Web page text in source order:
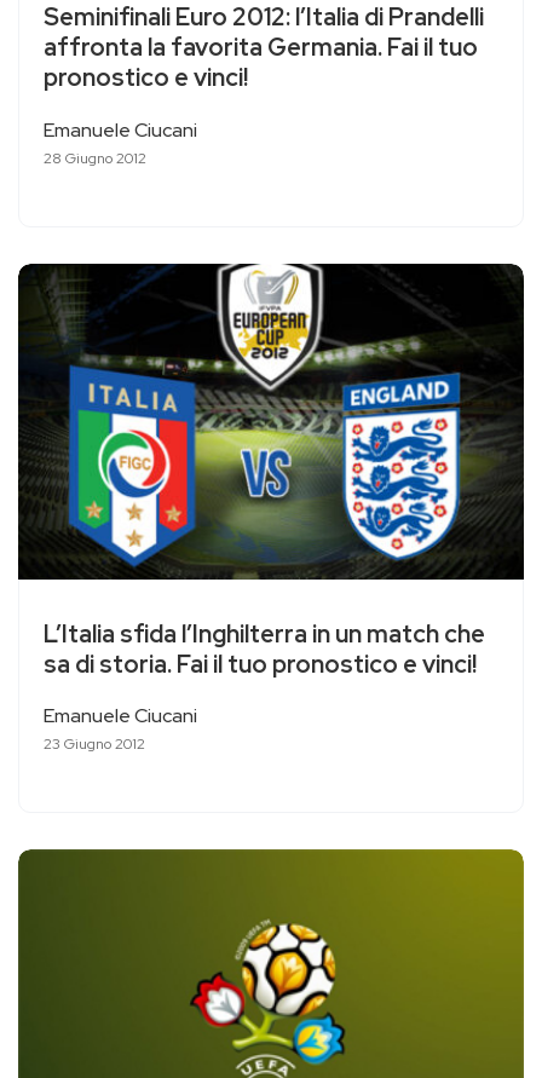
Seminifinali Euro 2012: l’Italia di Prandelli
affronta la favorita Germania. Fai il tuo
pronostico e vinci!
Emanuele Ciucani
28 Giugno 2012
L’Italia sfida l’Inghilterra in un match che
sa di storia. Fai il tuo pronostico e vinci!
Emanuele Ciucani
23 Giugno 2012